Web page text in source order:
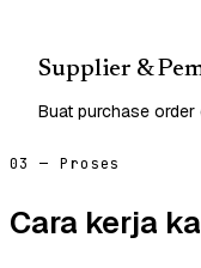
Supplier &
Buat purchase order
03 — Proses
Cara kerja